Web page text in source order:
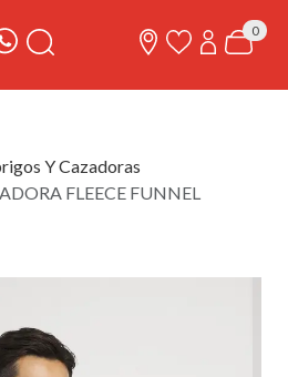
0
Y Cazadoras
FLEECE FUNNEL